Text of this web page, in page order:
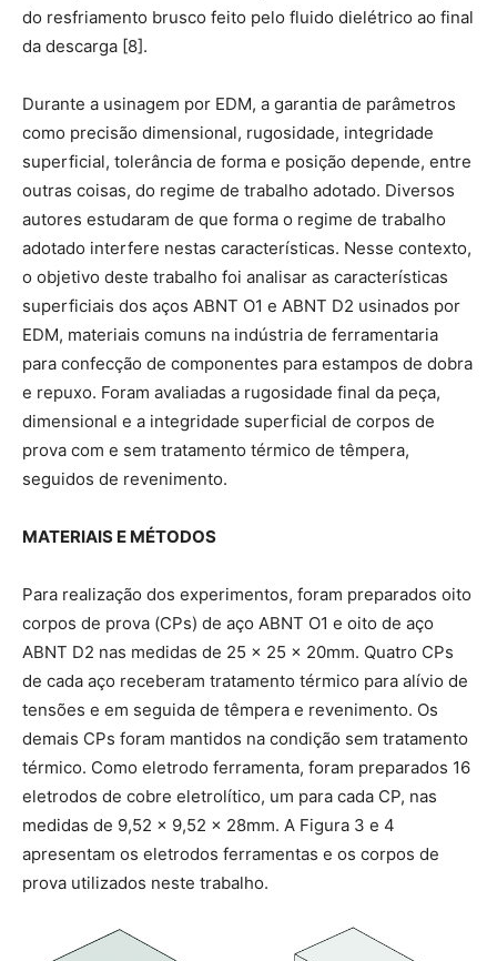
do resfriamento brusco feito pelo fluido dielétrico ao final
da descarga [8].
Durante a usinagem por EDM, a garantia de parâmetros
como precisão dimensional, rugosidade, integridade
superficial, tolerância de forma e posição depende, entre
outras coisas, do regime de trabalho adotado. Diversos
autores estudaram de que forma o regime de trabalho
adotado interfere nestas características. Nesse contexto,
o objetivo deste trabalho foi analisar as características
superficiais dos aços ABNT O1 e ABNT D2 usinados por
EDM, materiais comuns na indústria de ferramentaria
para confecção de componentes para estampos de dobra
e repuxo. Foram avaliadas a rugosidade final da peça,
dimensional e a integridade superficial de corpos de
prova com e sem tratamento térmico de têmpera,
seguidos de revenimento.
MATERIAIS E MÉTODOS
Para realização dos experimentos, foram preparados oito
corpos de prova (CPs) de aço ABNT O1 e oito de aço
ABNT D2 nas medidas de 25 x 25 x 20mm. Quatro CPs
de cada aço receberam tratamento térmico para alívio de
tensões e em seguida de têmpera e revenimento. Os
demais CPs foram mantidos na condição sem tratamento
térmico. Como eletrodo ferramenta, foram preparados 16
eletrodos de cobre eletrolítico, um para cada CP, nas
medidas de 9,52 x 9,52 x 28mm. A Figura 3 e 4
apresentam os eletrodos ferramentas e os corpos de
prova utilizados neste trabalho.